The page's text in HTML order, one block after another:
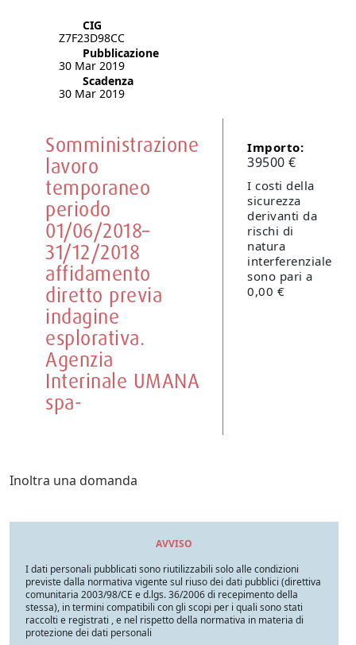
CIG
Z7F23D98CC
Pubblicazione
30 Mar 2019
Scadenza
30 Mar 2019
Somministrazione
lavoro
temporaneo
periodo
01/06/2018–
31/12/2018
affidamento
diretto previa
indagine
esplorativa.
Agenzia
Interinale UMANA
spa-
Importo:
39500 €
I costi della
sicurezza
derivanti da
rischi di
natura
interferenziale
sono pari a
0,00 €
Inoltra una domanda
AVVISO
I dati personali pubblicati sono riutilizzabili solo alle condizioni
previste dalla normativa vigente sul riuso dei dati pubblici (direttiva
comunitaria 2003/98/CE e d.lgs. 36/2006 di recepimento della
stessa), in termini compatibili con gli scopi per i quali sono stati
raccolti e registrati , e nel rispetto della normativa in materia di
protezione dei dati personali